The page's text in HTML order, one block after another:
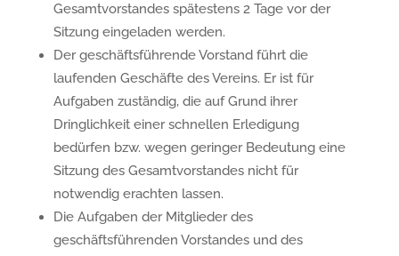
Gesamtvorstandes spätestens 2 Tage vor der
Sitzung eingeladen werden.
Der geschäftsführende Vorstand führt die
laufenden Geschäfte des Vereins. Er ist für
Aufgaben zuständig, die auf Grund ihrer
Dringlichkeit einer schnellen Erledigung
bedürfen bzw. wegen geringer Bedeutung eine
Sitzung des Gesamtvorstandes nicht für
notwendig erachten lassen.
Die Aufgaben der Mitglieder des
geschäftsführenden Vorstandes und des